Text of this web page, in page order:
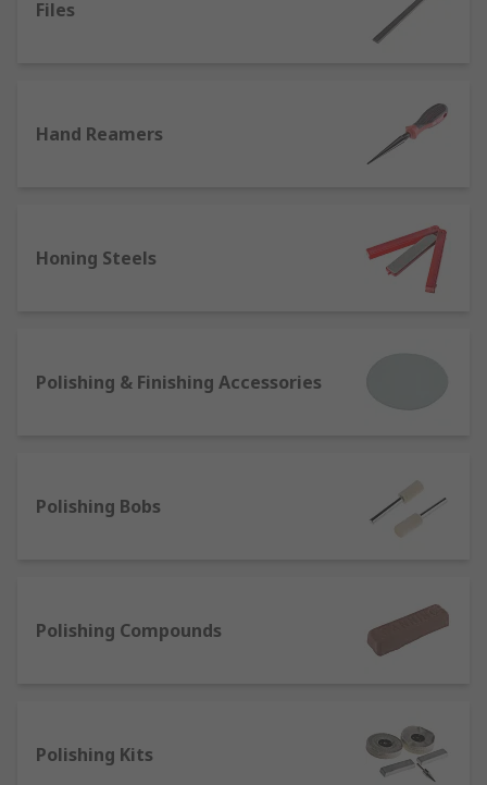
wood, plastic, ceramics or metal.
Wire wool and finishing rolls - steel wool
blending, cleaning, sanding and varnishing.
sisal, and designed to work with rotary
polishers, grinders or drills.
fibreglass, vinyl, plastic, concrete or ceramic.
Honing steels are used for balancing, rather
sharpening rods/sticks, or butcher steels,
and your blade will usually appear sharper
Whether you're looking to clean up plasterwork
edge, we stock a range of quality sanding and
sharpening products to get the job done right.
Files
Hand Reamers
Honing Steels
Polishing & Finishing Accessories
Polishing Bobs
Polishing Compounds
Polishing Kits